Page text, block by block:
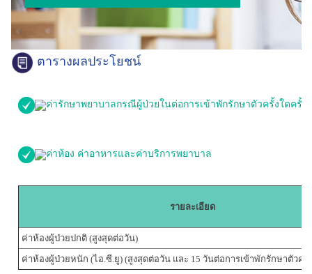
ตารางผลประโยชน์
ค่ารักษาพยาบาลกรณีผู้ป่วยในต่อการเข้าพักรักษาตัวครั้งใดครั้ง
ค่าห้อง ค่าอาหารและค่าบริการพยาบาล
รายละเอียด
ค่าห้องผู้ป่วยปกติ (สูงสุดต่อวัน)
ค่าห้องผู้ป่วยหนัก (ไอ.ซี.ยู) (สูงสุดต่อวัน และ 15 วันต่อการเข้าพักรักษาตัวครั้